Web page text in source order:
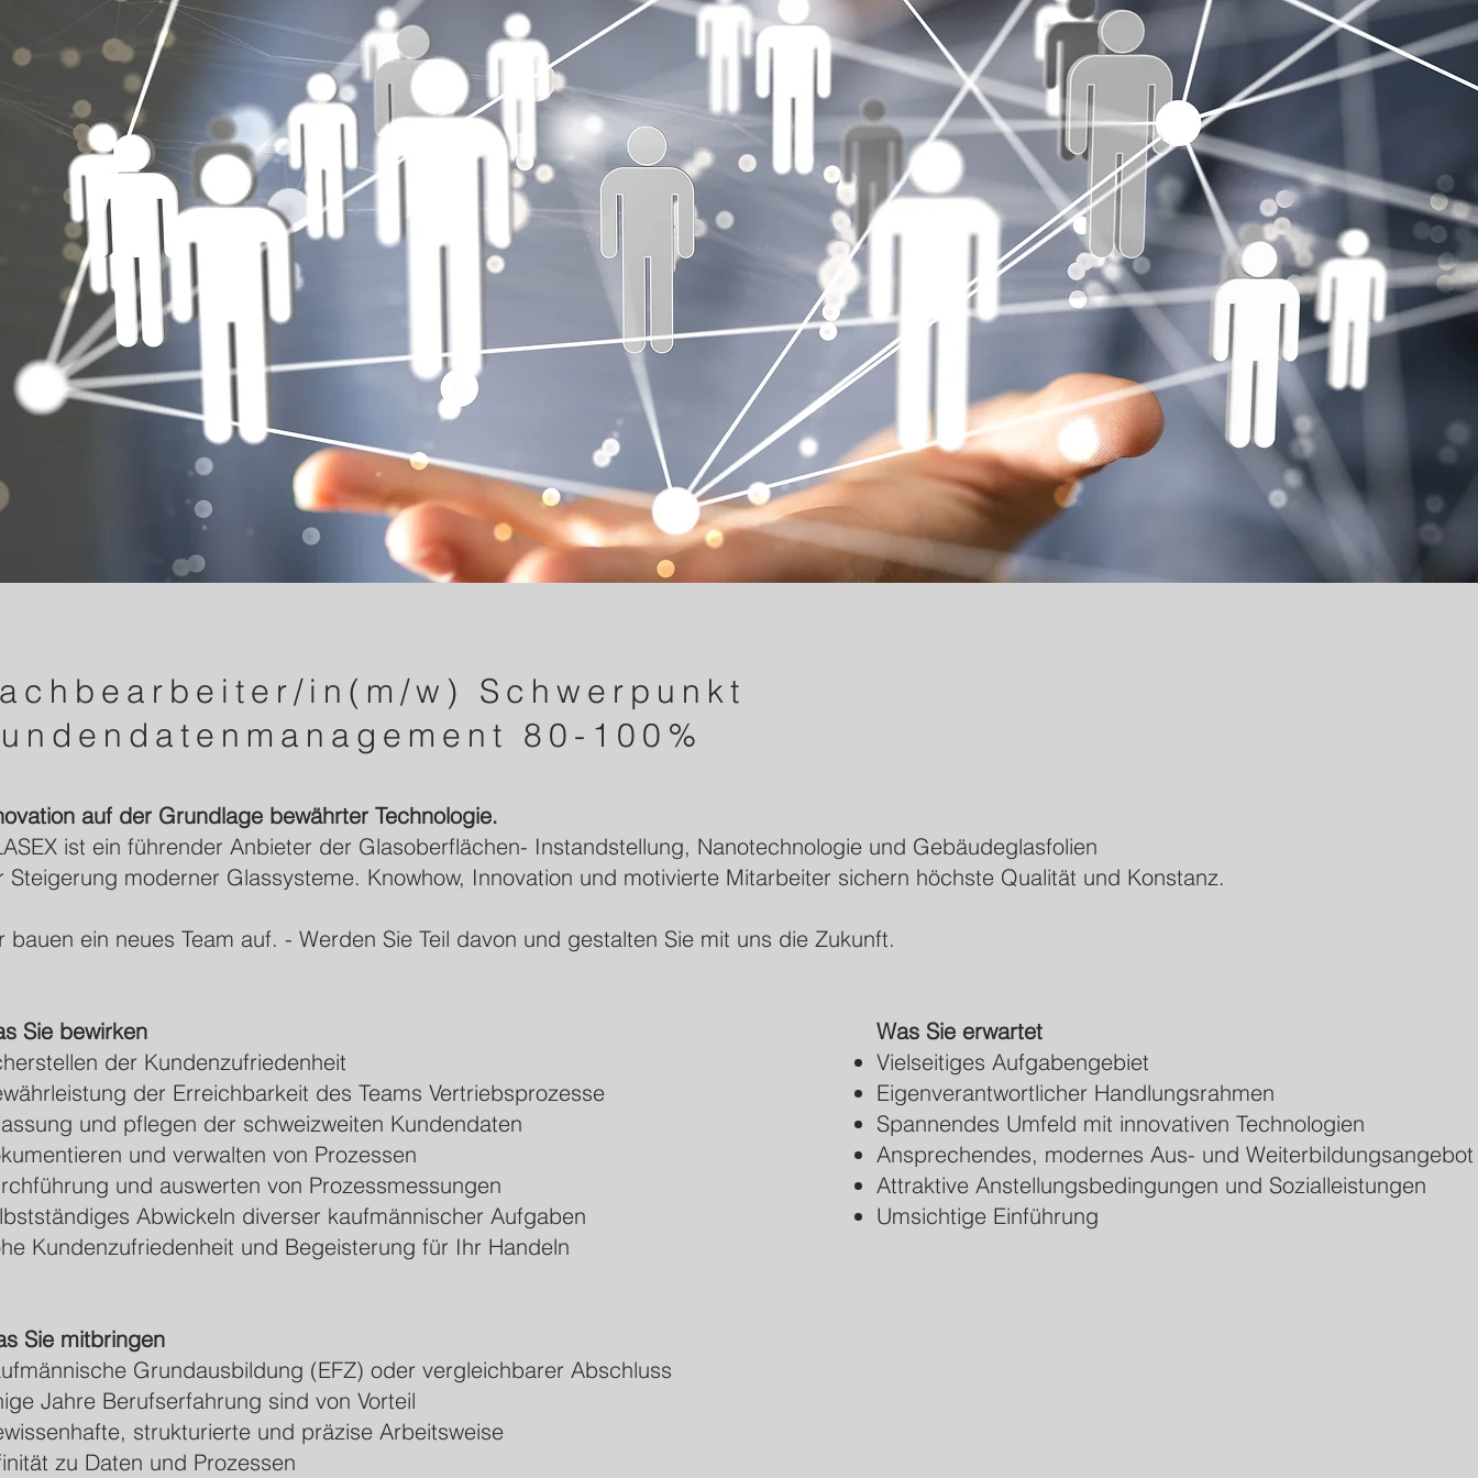
in(m/w) Schwerpunkt
80-100%
auf der Grundlage bewährter Technologie.
ist ein führender Anbieter der Glasoberflächen- Instandstellung, Nanotechnologie und Gebäudeglasfolien
Steigerung moderner Glassysteme. Knowhow, Innovation und motivierte Mitarbeiter sichern höchste Qualität und Konstanz.
bauen ein neues Team auf. - Werden Sie Teil davon und gestalten Sie mit uns die Zukunft.
Sie bewirken
der Kundenzufriedenheit
der Erreichbarkeit des Teams Vertriebsprozesse
und pflegen der schweizweiten Kundendaten
und verwalten von Prozessen
und auswerten von Prozessmessungen
Abwickeln diverser kaufmännischer Aufgaben
Kundenzufriedenheit und Begeisterung für Ihr Handeln
Was Sie erwartet
Vielseitiges Aufgabengebiet
Eigenverantwortlicher Handlungsrahmen
Spannendes Umfeld mit innovativen Technologien
Ansprechendes, modernes Aus- und Weiterbildungsangebot
Attraktive Anstellungsbedingungen und Sozialleistungen
Umsichtige Einführung
Sie mitbringen
Grundausbildung (EFZ) oder vergleichbarer Abschluss
Jahre Berufserfahrung sind von Vorteil
strukturierte und präzise Arbeitsweise
zu Daten und Prozessen